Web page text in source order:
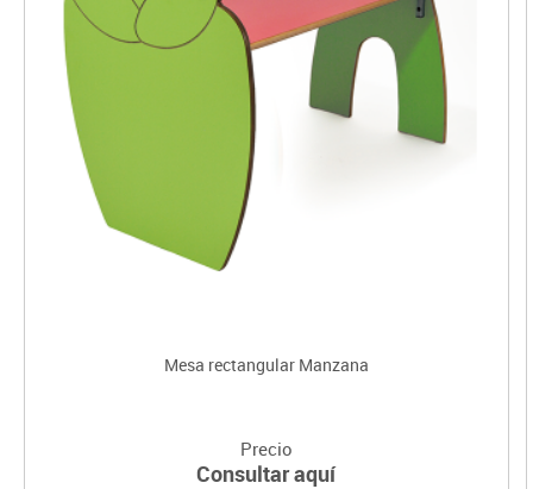
Mesa rectangular Manzana
Precio
Consultar aquí